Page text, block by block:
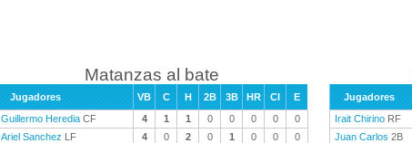
Matanzas al bate
Jugadores VB C H 2B 3B HR CI
E
Guillermo Heredia CF 4 1 1 0 0 0 0
0
Ariel Sanchez LF 4 0 2 0 1 0 0
0
Jugadores
Irait Chirino RF
Juan Carlos 2B